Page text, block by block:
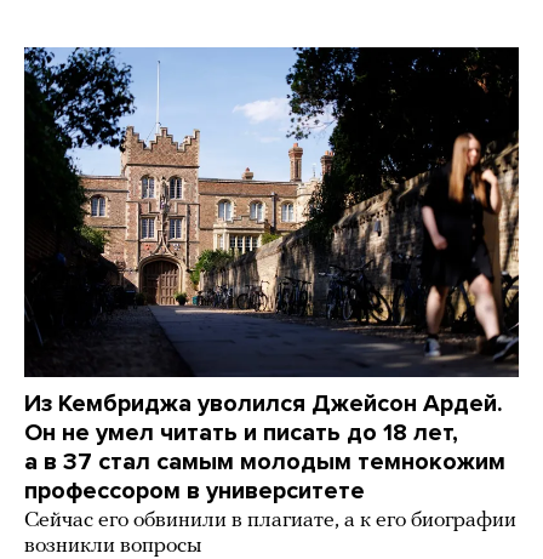
Из Кембриджа уволился Джейсон Ардей.
Он не умел читать и писать до 18 лет,
а в 37 стал самым молодым темнокожим
профессором в университете
Сейчас его обвинили в плагиате, а к его биографии
возникли вопросы